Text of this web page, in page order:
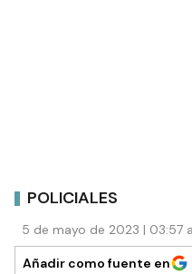
POLICIALES
5 de mayo de 2023 | 03:57
Añadir como fuente en